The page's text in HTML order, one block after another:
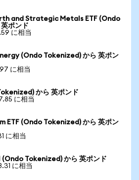
and Strategic Metals ETF (Ondo
ポンド
に相当
(Ondo Tokenized) から 英ポン
に相当
から 英ポンド
に相当
ETF (Ondo Tokenized) から 英ポン
に相当
Tokenized) から 英ポンド
に相当